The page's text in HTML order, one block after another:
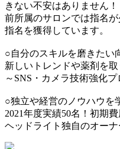
きない不安はありません！
前所属のサロンでは指名
指名を獲得しています。
○自分のスキルを磨きたい
新しいトレンドや薬剤を
～SNS・カメラ技術強化
○独立や経営のノウハウを
2021年度実績50名！初期
ヘッドライト独自のオーナ